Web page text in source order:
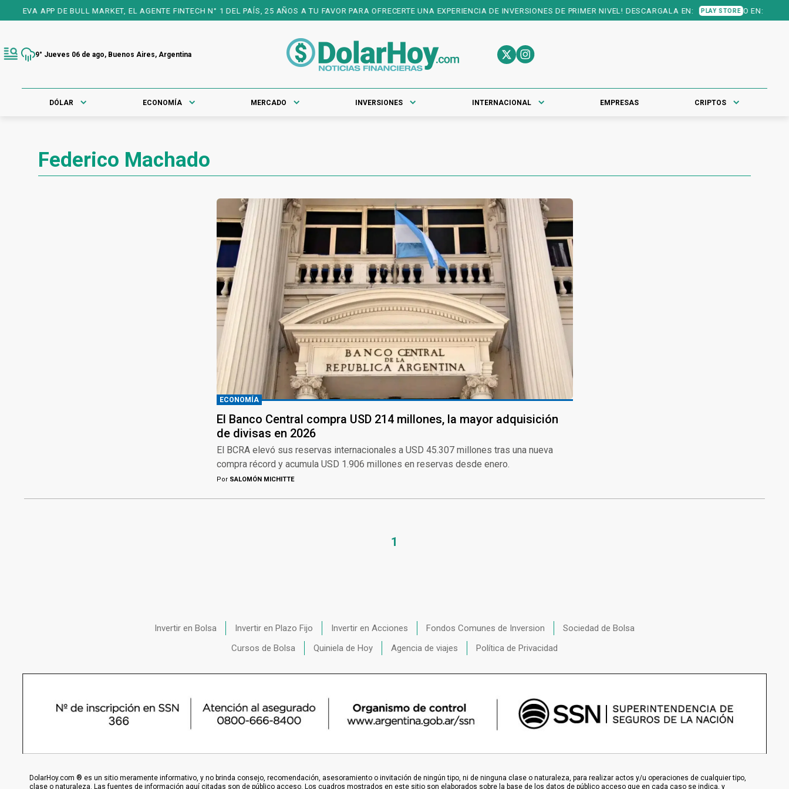
APP DE BULL MARKET, EL AGENTE FINTECH N° 1 DEL PAÍS, 25 AÑOS A TU FAVOR PARA OFRECERTE UNA EXPERIENCIA DE INVERSIONES DE PRIMER NIVEL! DESCARGALA EN: PLAY STORE O EN: APP STORE
9° Jueves 06 de ago, Buenos Aires, Argentina
DÓLAR ECONOMÍA MERCADO INVERSIONES INTERNACIONAL EMPRESAS CRIPTOS
Federico Machado
ECONOMÍA
El Banco Central compra USD 214 millones, la mayor adquisición
de divisas en 2026
El BCRA elevó sus reservas internacionales a USD 45.307 millones tras una nueva
compra récord y acumula USD 1.906 millones en reservas desde enero.
PorSALOMÓN MICHITTE
1
Invertir en Bolsa Invertir en Plazo Fijo Invertir en Acciones Fondos Comunes de Inversion
Sociedad de Bolsa
Cursos de Bolsa
Quiniela de Hoy Agencia de viajes Política de Privacidad
DolarHoy.com ® es un sitio meramente informativo, y no brinda consejo, recomendación, asesoramiento o invitación de ningún tipo, ni de ninguna clase o naturaleza, para realizar actos y/u operaciones de cualquier tipo,
clase o naturaleza. Las fuentes de información aquí citadas son de público acceso. Los cuadros mostrados en este sitio son elaborados sobre la base de los datos de público acceso que en cada caso se indica, y